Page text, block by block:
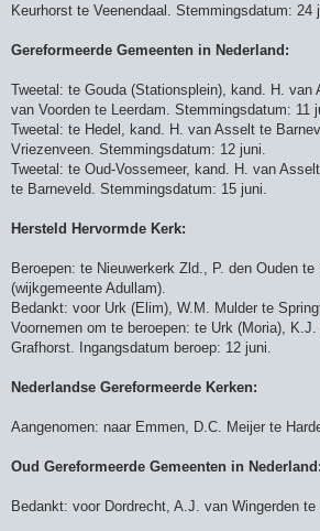
Keurhorst te Veenendaal. Stemmingsdatum: 24
Gereformeerde Gemeenten in Nederland:
Tweetal: te Gouda (Stationsplein), kand. H. van
van Voorden te Leerdam. Stemmingsdatum: 11
Tweetal: te Hedel, kand. H. van Asselt te
Vriezenveen. Stemmingsdatum: 12 juni.
Tweetal: te Oud-Vossemeer, kand. H. van
te Barneveld. Stemmingsdatum: 15 juni.
Hersteld Hervormde Kerk:
Beroepen: te Nieuwerkerk Zld., P. den Ouden
(wijkgemeente Adullam).
Bedankt: voor Urk (Elim), W.M. Mulder te
Voornemen om te beroepen: te Urk (Moria),
Grafhorst. Ingangsdatum beroep: 12 juni.
Nederlandse Gereformeerde Kerken:
Aangenomen: naar Emmen, D.C. Meijer te
Oud Gereformeerde Gemeenten in Nederland:
Bedankt: voor Dordrecht, A.J. van Wingerden te